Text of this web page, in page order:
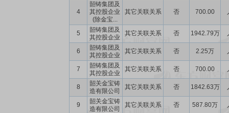
4
韶铸集团及
其控股企业
(除金宝...
其它关联关系 否 700.00
5
韶铸集团及
其控股企业
其它关联关系 否 1942.79万
6
韶铸集团及
其控股企业
其它关联关系 否 2.25万
7
韶铸集团及
其控股企业
其它关联关系 否 700.00
8
韶关金宝铸
造有限公司
其它关联关系 否 1842.63万
9
韶关金宝铸
造有限公司
其它关联关系 否 587.80万